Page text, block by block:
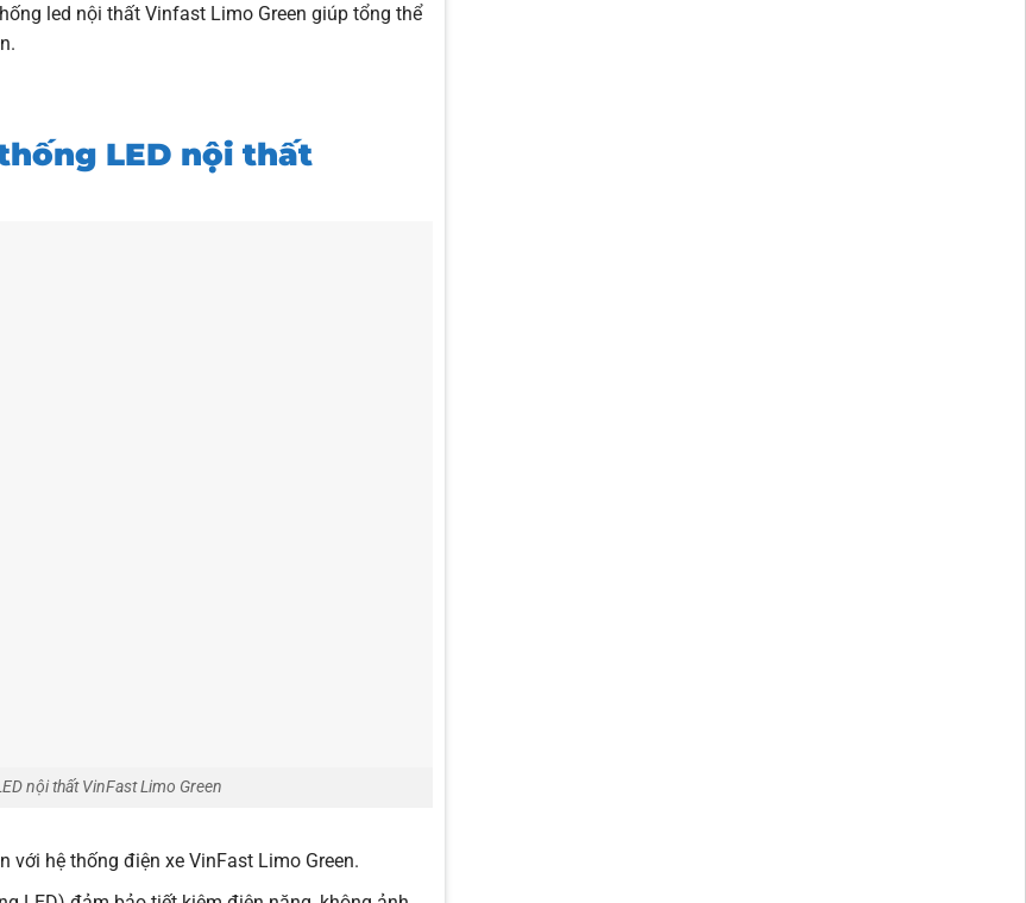
led nội thất Vinfast Limo Green giúp tổng thể
LED nội thất
nội thất VinFast Limo Green
với hệ thống điện xe VinFast Limo Green.